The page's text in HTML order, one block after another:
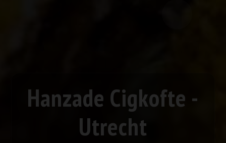
Hanzade Cigkofte -
Utrecht